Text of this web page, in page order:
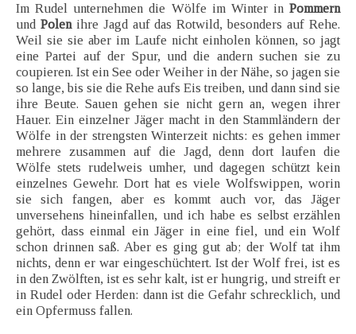
Im Rudel unternehmen die Wölfe im Winter in Pommern
und Polenihre Jagd auf das Rotwild, besonders auf Rehe.
Weil sie sie aber im Laufe nicht einholen können, so jagt
eine Partei auf der Spur, und die andern suchen sie zu
coupieren. Ist ein See oder Weiher in der Nähe, so jagen sie
so lange, bis sie die Rehe aufs Eis treiben, und dann sind sie
ihre Beute. Sauen gehen sie nicht gern an, wegen ihrer
Hauer. Ein einzelner Jäger macht in den Stammländern der
Wölfe in der strengsten Winterzeit nichts: es gehen immer
mehrere zusammen auf die Jagd, denn dort laufen die
Wölfe stets rudelweis umher, und dagegen schützt kein
einzelnes Gewehr. Dort hat es viele Wolfswippen, worin
sie sich fangen, aber es kommt auch vor, das Jäger
unversehens hineinfallen, und ich habe es selbst erzählen
gehört, dass einmal ein Jäger in eine fiel, und ein Wolf
schon drinnen saß. Aber es ging gut ab; der Wolf tat ihm
nichts, denn er war eingeschüchtert. Ist der Wolf frei, ist es
in den Zwölften, ist es sehr kalt, ist er hungrig, und streift er
in Rudel oder Herden: dann ist die Gefahr schrecklich, und
ein Opfermuss fallen.